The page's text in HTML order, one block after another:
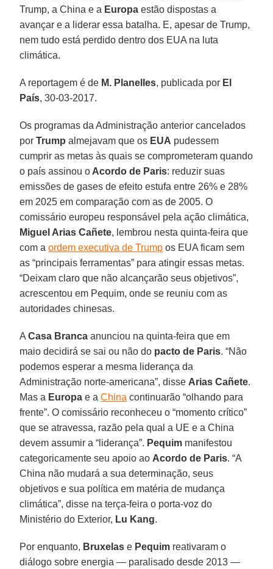
Trump, a China e a Europa estão dispostas a
avançar e a liderar essa batalha. E, apesar de Trump,
nem tudo está perdido dentro dos EUA na luta
climática.
A reportagem é de M. Planelles, publicada por El
País, 30-03-2017.
Os programas da Administração anterior cancelados
porTrump almejavam que os EUA pudessem
cumprir as metas às quais se comprometeram quando
o país assinou o Acordo de Paris: reduzir suas
emissões de gases de efeito estufa entre 26% e 28%
em 2025 em comparação com as de 2005. O
comissário europeu responsável pela ação climática,
Miguel Arias Cañete, lembrou nesta quinta-feira que
com aordem executiva de Trump os EUA ficam sem
as “principais ferramentas” para atingir essas metas.
“Deixam claro que não alcançarão seus objetivos”,
acrescentou em Pequim, onde se reuniu com as
autoridades chinesas.
ACasa Branca anunciou na quinta-feira que em
maio decidirá se sai ou não do pacto de Paris. “Não
podemos esperar a mesma liderança da
Administração norte-americana”, disse Arias Cañete.
Mas a Europa e aChina continuarão “olhando para
frente”. O comissário reconheceu o “momento crítico”
que se atravessa, razão pela qual a UE e a China
devem assumir a “liderança”. Pequim manifestou
categoricamente seu apoio ao Acordo de Paris. “A
China não mudará a sua determinação, seus
objetivos e sua política em matéria de mudança
climática”, disse na terça-feira o porta-voz do
Ministério do Exterior, Lu Kang.
Por enquanto, Bruxelas e Pequim reativaram o
diálogo sobre energia — paralisado desde 2013 —